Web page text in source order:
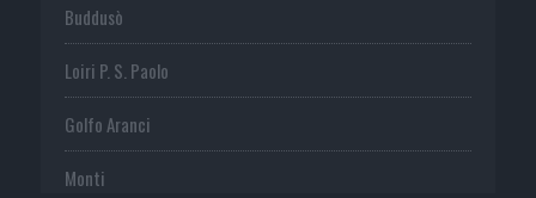
Buddusò
Loiri P. S. Paolo
Golfo Aranci
Monti